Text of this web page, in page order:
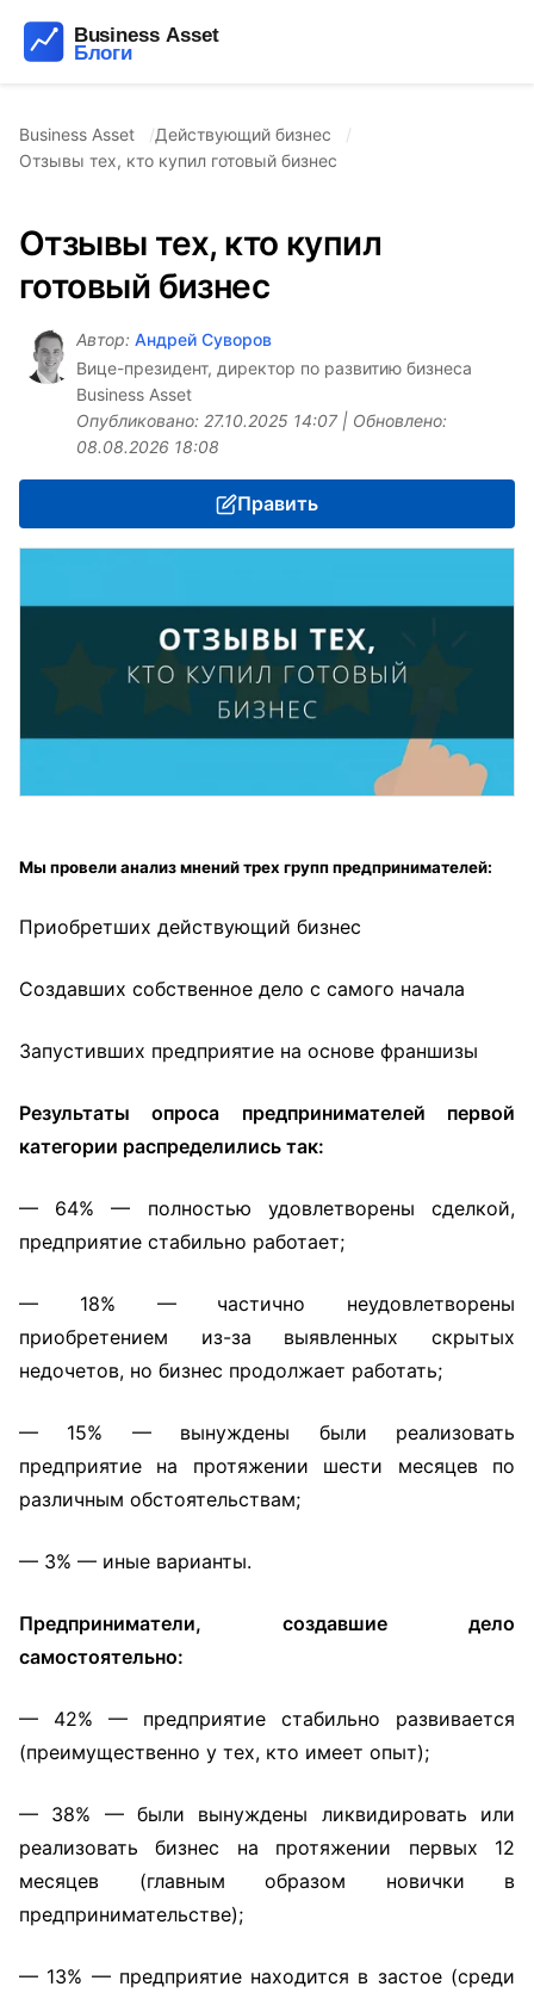
Business Asset
Действующий бизнес
Отзывы тех, кто купил готовый бизнес
Отзывы тех, кто купил
готовый бизнес
Автор: Андрей Суворов
Вице-президент, директор по развитию бизнеса
Business Asset
Опубликовано: 27.10.2025 14:07 | Обновлено:
08.08.2026 18:08
Править
Мы провели анализ мнений трех групп предпринимателей:
Приобретших действующий бизнес
Создавших собственное дело с самого начала
Запустивших предприятие на основе франшизы
Результаты опроса предпринимателей первой
категории распределились так:
— 64% — полностью удовлетворены сделкой,
предприятие стабильно работает;
— 18% — частично неудовлетворены
приобретением из-за выявленных скрытых
недочетов, но бизнес продолжает работать;
— 15% — вынуждены были реализовать
предприятие на протяжении шести месяцев по
различным обстоятельствам;
— 3% — иные варианты.
Предприниматели, создавшие дело
самостоятельно:
— 42% — предприятие стабильно развивается
(преимущественно у тех, кто имеет опыт);
— 38% — были вынуждены ликвидировать или
реализовать бизнес на протяжении первых 12
месяцев (главным образом новички в
предпринимательстве);
— 13% — предприятие находится в застое (среди